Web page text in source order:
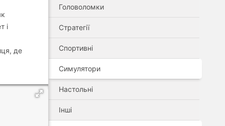
і
де
Головоломки
Стратегії
Спортивні
Симулятори
Настольні
Інші